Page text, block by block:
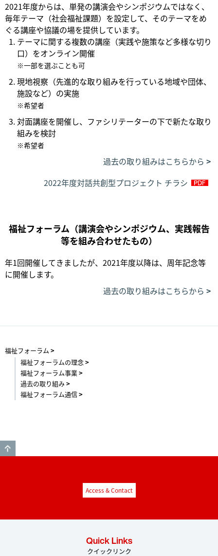
2021年度からは、単発の講演会やシンポジウムではなく、
毎年テーマ（社会福祉課題）を設定して、そのテーマをめ
ぐる講座や協議の場を提供しています。
テーマに関する複数の講座（実践や施策など多様な切り
口）をオンライン開催
※一部を選ぶことも可
現地視察（先進的な取り組みを行っている地域や団体、
施設など）の実施
※希望者
対面講座を開催し、ファシリテーターの下で新たな取り
組みを検討
※希望者
過去の取り組みはこちらから
2022年度対話共創型プロジェクト チラシ
福祉フォーラム（講演会やシンポジウム、実践報告
等を組み合わせたもの）
年1回開催してきましたが、2021年度以降は、周年記念等
に開催します。
過去の取り組みはこちらから
福祉フォーラム
福祉フォーラムの理念
福祉フォーラム事業
過去の取り組み
福祉フォーラム通信
Access & Contact
Quick Links
クイックリンク